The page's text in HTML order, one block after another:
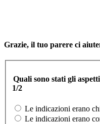
Grazie, il tuo parere ci
Quali sono stati gli
1/2
Le indicazioni erano
Le indicazioni erano